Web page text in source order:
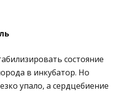
состояние
в инкубатор. Но
упало, а сердцебиение